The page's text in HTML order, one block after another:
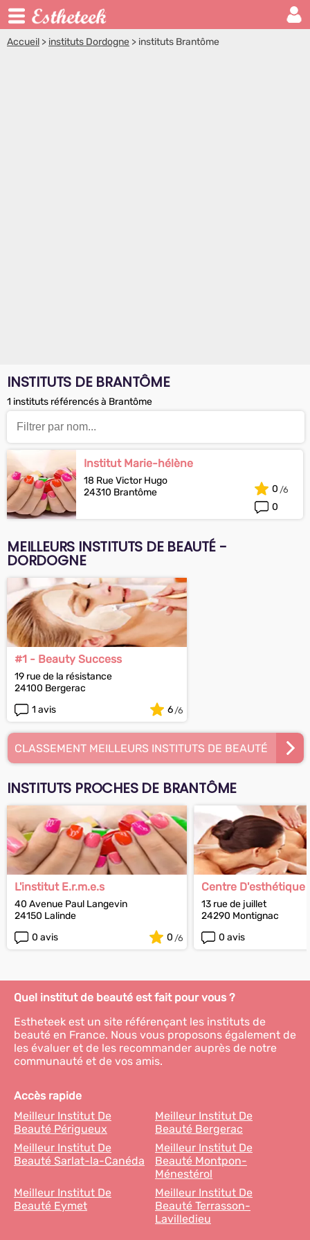
Accueil > instituts Dordogne > instituts Brantôme
INSTITUTS DE BRANTÔME
1 instituts référencés à Brantôme
Institut Marie-hélène
18 Rue Victor Hugo
24310 Brantôme
0
0
MEILLEURS INSTITUTS DE BEAUTÉ -
DORDOGNE
#1 - Beauty Success
19 rue de la résistance
24100 Bergerac
1 avis
6
CLASSEMENT MEILLEURS INSTITUTS DE BEAUTÉ
INSTITUTS PROCHES DE BRANTÔME
L'institut E.r.m.e.s
40 Avenue Paul Langevin
24150 Lalinde
0 avis
0
Centre D'esthétique
13 rue de juillet
24290 Montignac
0 avis
Quel institut de beauté est fait pour vous ?
Estheteek est un site référençant les instituts de
beauté en France. Nous vous proposons également de
les évaluer et de les recommander auprès de notre
communauté et de vos amis.
Accès rapide
Meilleur Institut De
Beauté Périgueux
Meilleur Institut De
Beauté Bergerac
Meilleur Institut De
Beauté Sarlat-la-Canéda
Meilleur Institut De
Beauté Montpon-
Ménestérol
Meilleur Institut De
Beauté Eymet
Meilleur Institut De
Beauté Terrasson-
Lavilledieu